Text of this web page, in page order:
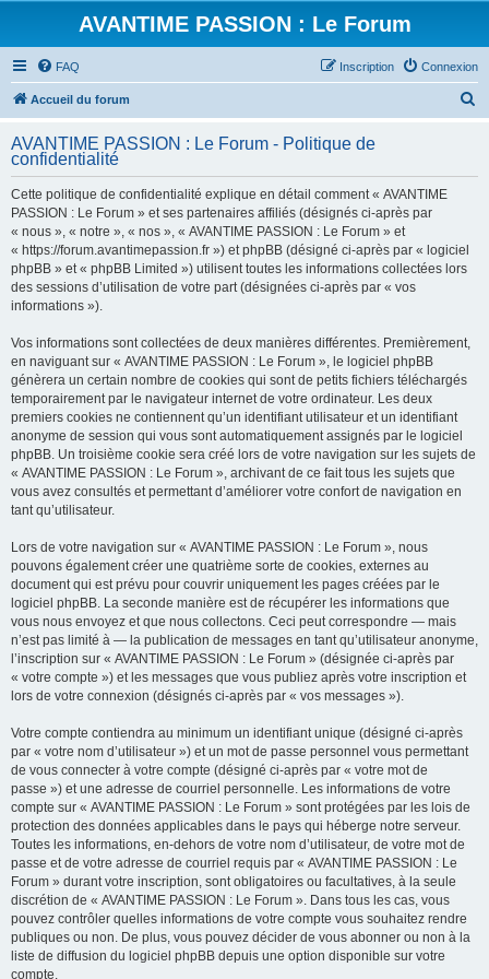
AVANTIME PASSION : Le Forum
FAQ Connexion
Inscription
Accueil du forum
h
AVANTIME PASSION : Le Forum - Politique de
confidentialité
Cette politique de confidentialité explique en détail comment « AVANTIME
PASSION : Le Forum » et ses partenaires affiliés (désignés ci-après par
« nous », « notre », « nos », « AVANTIME PASSION : Le Forum » et
« https://forum.avantimepassion.fr ») et phpBB (désigné ci-après par « logiciel
phpBB » et « phpBB Limited ») utilisent toutes les informations collectées lors
des sessions d’utilisation de votre part (désignées ci-après par « vos
informations »).
Vos informations sont collectées de deux manières différentes. Premièrement,
en naviguant sur « AVANTIME PASSION : Le Forum », le logiciel phpBB
génèrera un certain nombre de cookies qui sont de petits fichiers téléchargés
temporairement par le navigateur internet de votre ordinateur. Les deux
premiers cookies ne contiennent qu’un identifiant utilisateur et un identifiant
anonyme de session qui vous sont automatiquement assignés par le logiciel
phpBB. Un troisième cookie sera créé lors de votre navigation sur les sujets de
« AVANTIME PASSION : Le Forum », archivant de ce fait tous les sujets que
vous avez consultés et permettant d’améliorer votre confort de navigation en
tant qu’utilisateur.
Lors de votre navigation sur « AVANTIME PASSION : Le Forum », nous
pouvons également créer une quatrième sorte de cookies, externes au
document qui est prévu pour couvrir uniquement les pages créées par le
logiciel phpBB. La seconde manière est de récupérer les informations que
vous nous envoyez et que nous collectons. Ceci peut correspondre — mais
n’est pas limité à — la publication de messages en tant qu’utilisateur anonyme,
l’inscription sur « AVANTIME PASSION : Le Forum » (désignée ci-après par
« votre compte ») et les messages que vous publiez après votre inscription et
lors de votre connexion (désignés ci-après par « vos messages »).
Votre compte contiendra au minimum un identifiant unique (désigné ci-après
par « votre nom d’utilisateur ») et un mot de passe personnel vous permettant
de vous connecter à votre compte (désigné ci-après par « votre mot de
passe ») et une adresse de courriel personnelle. Les informations de votre
compte sur « AVANTIME PASSION : Le Forum » sont protégées par les lois de
protection des données applicables dans le pays qui héberge notre serveur.
Toutes les informations, en-dehors de votre nom d’utilisateur, de votre mot de
passe et de votre adresse de courriel requis par « AVANTIME PASSION : Le
Forum » durant votre inscription, sont obligatoires ou facultatives, à la seule
discrétion de « AVANTIME PASSION : Le Forum ». Dans tous les cas, vous
pouvez contrôler quelles informations de votre compte vous souhaitez rendre
publiques ou non. De plus, vous pouvez décider de vous abonner ou non à la
liste de diffusion du logiciel phpBB depuis une option disponible sur votre
compte.